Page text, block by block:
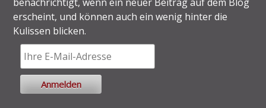
benachrichtigt, wenn ein neuer Beitrag auf dem Blog
erscheint, und können auch ein wenig hinter die
Kulissen blicken.